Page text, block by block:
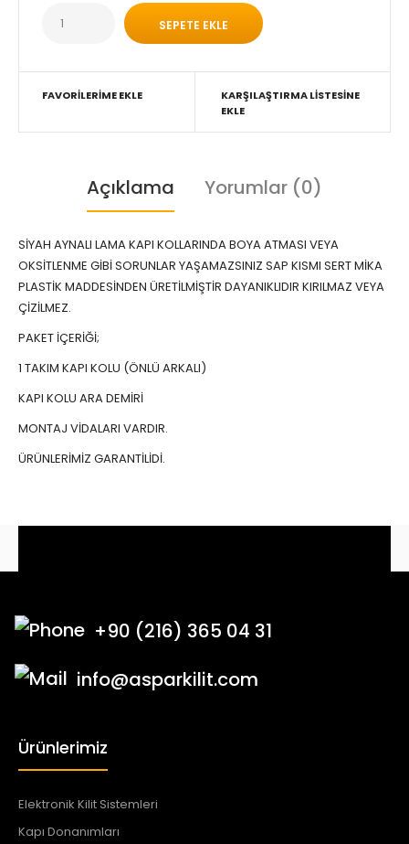
FAVORILERIME EKLE
KARŞILAŞTIRMA LISTESINE
EKLE
Açıklama Yorumlar (0)
SİYAH AYNALI LAMA KAPI KOLLARINDA BOYA ATMASI VEYA
OKSİTLENME GİBİ SORUNLAR YAŞAMAZSINIZ SAP KISMI SERT MİKA
PLASTİK MADDESİNDEN ÜRETİLMİŞTİR DAYANIKLIDIR KIRILMAZ VEYA
ÇİZİLMEZ.
PAKET İÇERİĞİ;
1 TAKIM KAPI KOLU (ÖNLÜ ARKALI)
KAPI KOLU ARA DEMİRİ
MONTAJ VİDALARI VARDIR.
ÜRÜNLERİMİZ GARANTİLİDİ.
+90 (216) 365 04 31
info@asparkilit.com
Ürünlerimiz
Elektronik Kilit Sistemleri
Kapı Donanımları